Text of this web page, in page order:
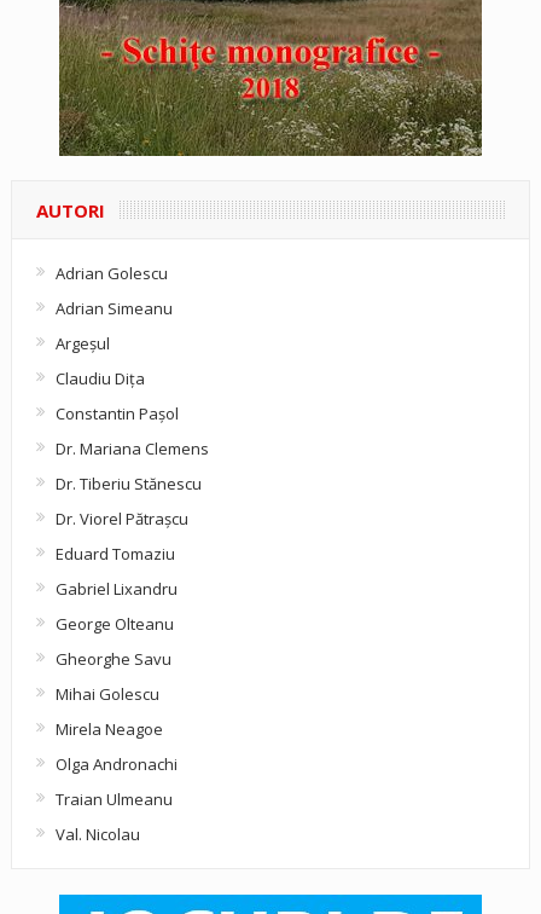
AUTORI
Adrian Golescu
Adrian Simeanu
Argeşul
Claudiu Diţa
Constantin Pașol
Dr. Mariana Clemens
Dr. Tiberiu Stănescu
Dr. Viorel Pătraşcu
Eduard Tomaziu
Gabriel Lixandru
George Olteanu
Gheorghe Savu
Mihai Golescu
Mirela Neagoe
Olga Andronachi
Traian Ulmeanu
Val. Nicolau